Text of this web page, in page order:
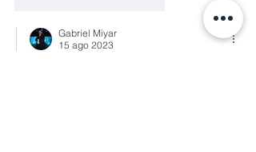
Gabriel Miyar
15 ago 2023